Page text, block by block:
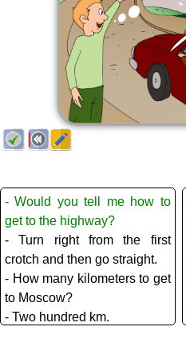
- Would you tell me how to
get to the highway?
- Turn right from the first
crotch and then go straight.
- How many kilometers to get
to Moscow?
- Two hundred km.